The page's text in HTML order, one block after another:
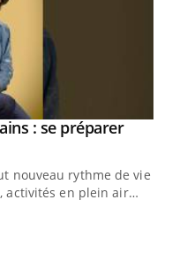
: se préparer
nouveau rythme de vie !
activités en plein air…